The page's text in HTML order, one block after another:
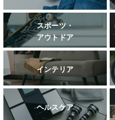
スポーツ・
アウトドア
インテリア
ヘルスケア